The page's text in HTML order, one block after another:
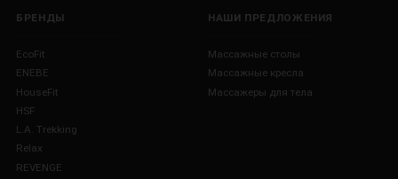
БРЕНДЫ
EcoFit
ENEBE
HouseFit
HSF
L.A. Trekking
Relax
REVENGE
НАШИ ПРЕДЛОЖЕНИЯ
Массажные столы
Массажные кресла
Массажеры для тела